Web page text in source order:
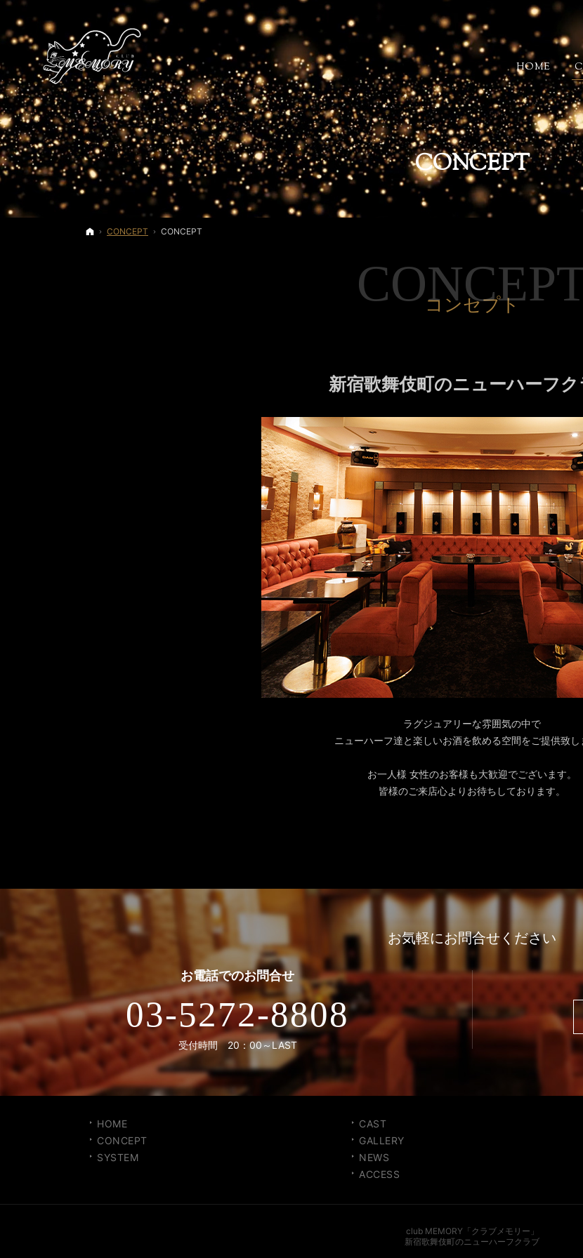
CONCEPT
ホーム
CONCEPT CONCEPT
コンセプト
新宿歌舞伎町のニューハーフ
ラグジュアリーな雰囲気の中で
ニューハーフ達と楽しいお酒を飲める空間をご提供致し
お一人様 女性のお客様も大歓迎でございます。
皆様のご来店心よりお待ちしております。
HOME
お気軽にお問合せください
お電話でのお問合せ
03-5272-8808
受付時間 20：00～LAST
HOME
CONCEPT
SYSTEM
CAST
GALLERY
NEWS
ACCESS
club MEMORY「クラブメモリー」
新宿歌舞伎町のニューハーフクラブ